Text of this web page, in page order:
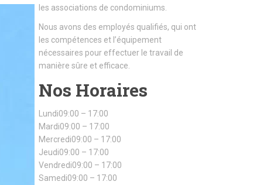
les associations de condominiums.
Nous avons des employés qualifiés, qui ont
les compétences et l’équipement
nécessaires pour effectuer le travail de
manière sûre et efficace.
Nos Horaires
Lundi09:00 – 17:00
Mardi09:00 – 17:00
Mercredi09:00 – 17:00
Jeudi09:00 – 17:00
Vendredi09:00 – 17:00
Samedi09:00 – 17:00